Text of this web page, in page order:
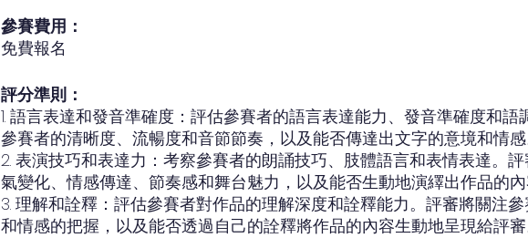
參賽費用：
免費報名
評分準則：
1. 語言表達和發音準確度：評估參賽者的語言表達能力、發音準確度和語
參賽者的清晰度、流暢度和音節節奏，以及能否傳達出文字的意境和情感
2. 表演技巧和表達力：考察參賽者的朗誦技巧、肢體語言和表情表達。
氣變化、情感傳達、節奏感和舞台魅力，以及能否生動地演繹出作品的內
3. 理解和詮釋：評估參賽者對作品的理解深度和詮釋能力。評審將關注
和情感的把握，以及能否透過自己的詮釋將作品的內容生動地呈現給評審